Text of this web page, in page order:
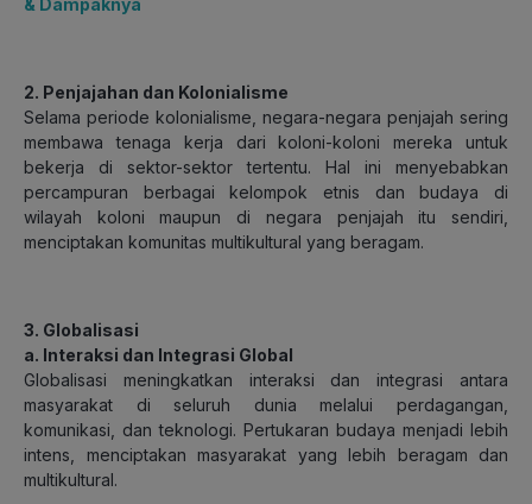
2. Penjajahan dan Kolonialisme
Selama periode kolonialisme, negara-negara penjajah sering
membawa tenaga kerja dari koloni-koloni mereka untuk
bekerja di sektor-sektor tertentu. Hal ini menyebabkan
percampuran berbagai kelompok etnis dan budaya di
wilayah koloni maupun di negara penjajah itu sendiri,
menciptakan komunitas multikultural yang beragam.
3. Globalisasi
a. Interaksi dan Integrasi Global
Globalisasi meningkatkan interaksi dan integrasi antara
masyarakat di seluruh dunia melalui perdagangan,
komunikasi, dan teknologi. Pertukaran budaya menjadi lebih
intens, menciptakan masyarakat yang lebih beragam dan
multikultural.